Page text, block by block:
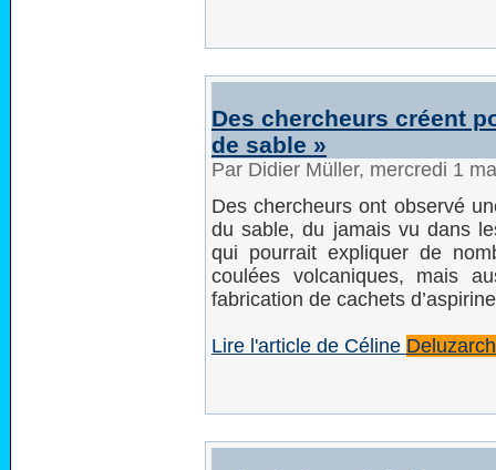
Des chercheurs créent
de sable »
Par Didier Müller, mercredi 1
Des chercheurs ont observé
du sable, du jamais vu dans
qui pourrait expliquer de
coulées volcaniques, mais
fabrication de cachets
Lire l'article de Céline